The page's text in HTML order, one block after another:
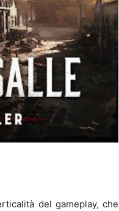
del gameplay, che